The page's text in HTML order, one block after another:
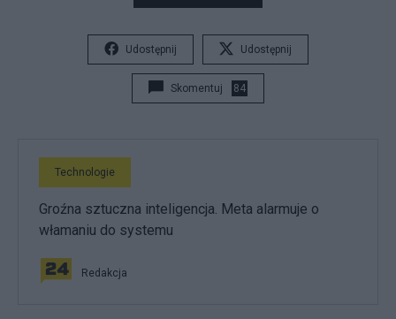
Udostępnij Udostępnij
Skomentuj 84
Technologie
Groźna sztuczna inteligencja. Meta alarmuje o
włamaniu do systemu
Redakcja